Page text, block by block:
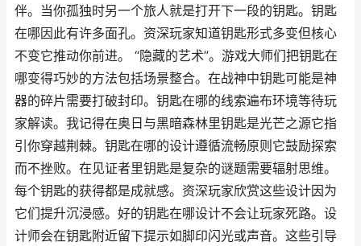
伴。当你孤独时另一个旅人就是打开下一段的钥匙。钥匙
在哪因此有许多面孔。资深玩家知道钥匙形式多变但核心
不变它推动你前进。 “隐藏的艺术”。游戏大师们把钥匙在
哪变得巧妙的方法包括场景整合。在战神中钥匙可能是神
器的碎片需要打破封印。钥匙在哪的线索遍布环境等待玩
家解读。我记得在奥日与黑暗森林里钥匙是光芒之源它指
引你穿越荆棘。钥匙在哪的设计遵循流畅原则它鼓励探索
而不挫败。在见证者里钥匙是复杂的谜题需要辐射思维。
每个钥匙的获得都是成就感。资深玩家欣赏这些设计因为
它们提升沉浸感。好的钥匙在哪设计不会让玩家死路。设
计师会在钥匙附近留下提示如脚印闪光或声音。这些引导